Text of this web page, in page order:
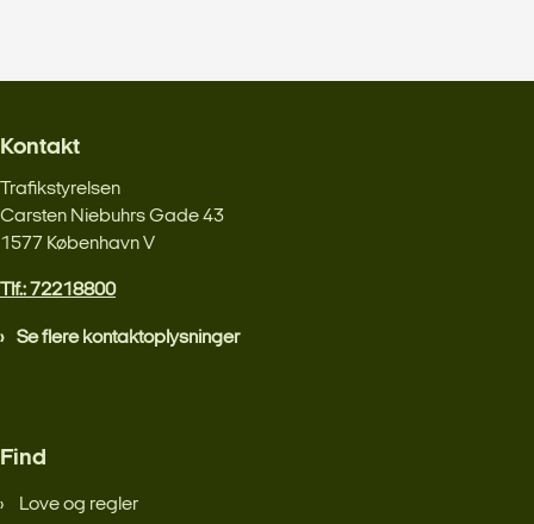
Kontakt
Trafikstyrelsen
Carsten Niebuhrs Gade 43
1577 København V
Tlf.: 72218800
Se flere kontaktoplysninger
Find
Love og regler